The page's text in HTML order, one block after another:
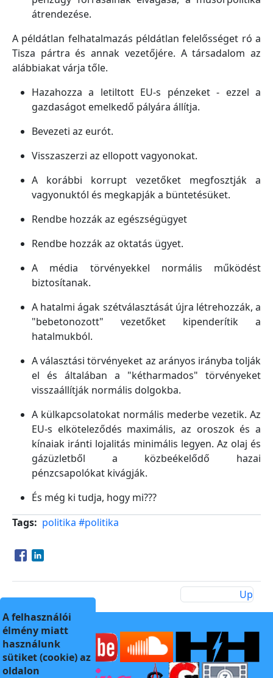
átrendezése.
A példátlan felhatalmazás példátlan felelősséget ró a
Tisza pártra és annak vezetőjére. A társadalom az
alábbiakat várja tőle.
Hazahozza a letiltott EU-s pénzeket - ezzel a
gazdaságot emelkedő pályára állítja.
Bevezeti az eurót.
Visszaszerzi az ellopott vagyonokat.
A korábbi korrupt vezetőket megfosztják a
vagyonuktól és megkapják a büntetésüket.
Rendbe hozzák az egészségügyet
Rendbe hozzák az oktatás ügyet.
A média törvényekkel normális működést
biztosítanak.
A hatalmi ágak szétválasztását újra létrehozzák, a
"bebetonozott" vezetőket kipenderítik a
hatalmukból.
A választási törvényeket az arányos irányba tolják
el és általában a "kétharmados" törvényeket
visszaállítják normális dolgokba.
A külkapcsolatokat normális mederbe vezetik. Az
EU-s elköteleződés maximális, az oroszok és a
kínaiak iránti lojalitás minimális legyen. Az olaj és
gázüzletből a közbeékelődő hazai
pénzcsapolókat kivágják.
És még ki tudja, hogy mi???
Tags
politika #politika
Opens in a new window
Opens in a new window
Up
A felhasználói
élmény miatt
használunk
sütiket (cookie) az
oldalon